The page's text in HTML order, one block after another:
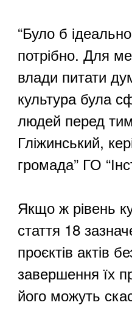
“Було б
потрібно. Для
влади питати
культура була
людей перед
Гліжинський,
громада” ГО
Якщо ж рівень
стаття 18
проєктів актів
завершення їх
його можуть